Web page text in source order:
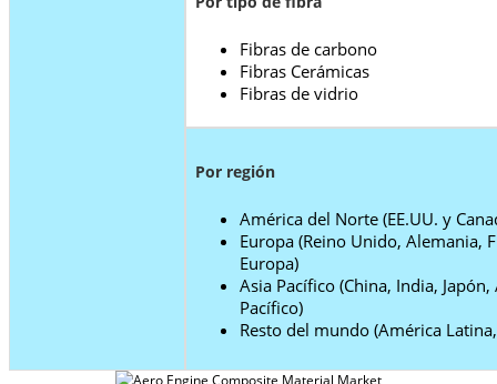
Fibras de carbono
Fibras Cerámicas
Fibras de vidrio
Por región
América del Norte (EE.UU. y
Europa (Reino Unido, Alemania,
Europa)
Asia Pacífico (China, India,
Pacífico)
Resto del mundo (América